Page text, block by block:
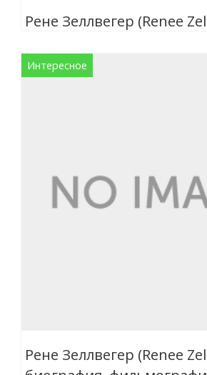
Рене Зеллвегер (Renee
Интересное
Рене Зеллвегер (Renee